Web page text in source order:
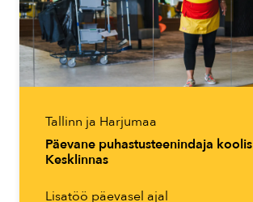
Tallinn ja Harjumaa
Päevane puhastusteenindaja koolis
Kesklinnas
Lisatöö päevasel ajal